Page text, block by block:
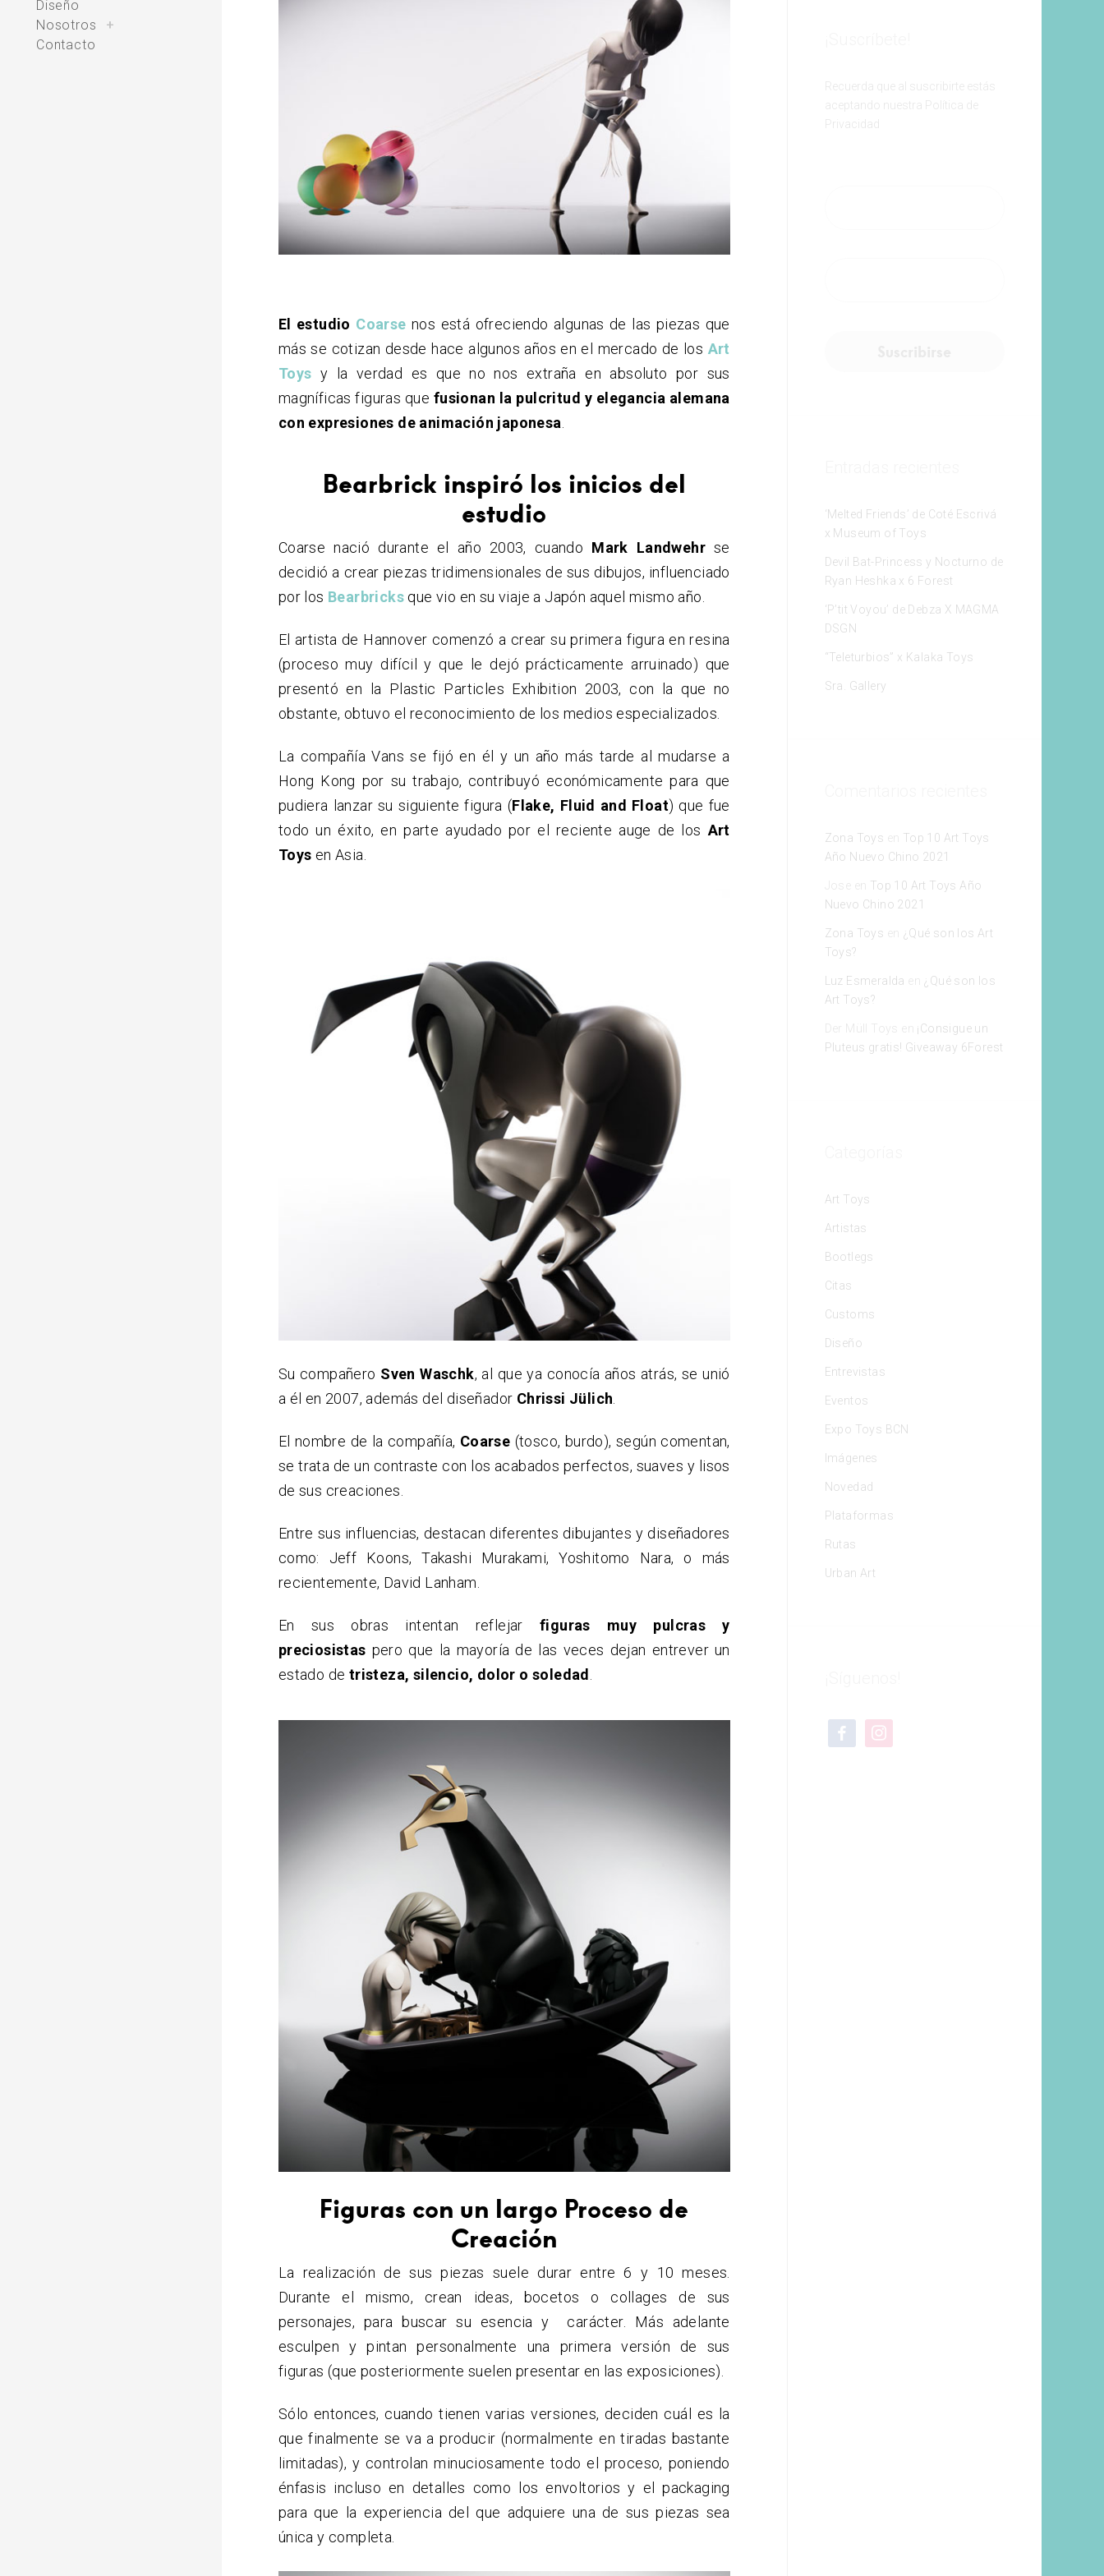
Diseño
Nosotros
toggle
child
+
Contacto
El estudio Coarse nos está ofreciendo algunas de las piezas que
más se cotizan desde hace algunos años en el mercado de los Art
Toys y la verdad es que no nos extraña en absoluto por sus
magníficas figuras que fusionan la pulcritud y elegancia alemana
con expresiones de animación japonesa
Bearbrick inspiró los inicios del
estudio
Coarse nació durante el año 2003, cuando Mark Landwehr se
decidió a crear piezas tridimensionales de sus dibujos, influenciado
por los Bearbricksque vio en su viaje a Japón aquel mismo año.
El artista de Hannover comenzó a crear su primera figura en resina
(proceso muy difícil y que le dejó prácticamente arruinado) que
presentó en la Plastic Particles Exhibition 2003, con la que no
obstante, obtuvo el reconocimiento de los medios especializados.
La compañía Vans se fijó en él y un año más tarde al mudarse a
Hong Kong por su trabajo, contribuyó económicamente para que
pudiera lanzar su siguiente figura (Flake, Fluid and Float) que fue
todo un éxito, en parte ayudado por el reciente auge de los Art
Toys en Asia.
Su compañero Sven Waschk, al que ya conocía años atrás, se unió
a él en 2007, además del diseñador Chrissi Jülich
El nombre de la compañía, Coarse (tosco, burdo), según comentan,
se trata de un contraste con los acabados perfectos, suaves y lisos
de sus creaciones.
Entre sus influencias, destacan diferentes dibujantes y diseñadores
como: Jeff Koons, Takashi Murakami, Yoshitomo Nara, o más
recientemente, David Lanham.
En sus obras intentan reflejarfiguras muy pulcras y
preciosistas pero que la mayoría de las veces dejan entrever un
estado de tristeza, silencio, dolor o soledad
Figuras con un largo Proceso de
Creación
La realización de sus piezas suele durar entre 6 y 10 meses.
Durante el mismo, crean ideas, bocetos o collages de sus
personajes, para buscar su esencia y carácter. Más adelante
esculpen y pintan personalmente una primera versión de sus
figuras (que posteriormente suelen presentar en las exposiciones).
Sólo entonces, cuando tienen varias versiones, deciden cuál es la
que finalmente se va a producir (normalmente en tiradas bastante
limitadas), y controlan minuciosamente todo el proceso, poniendo
énfasis incluso en detalles como los envoltorios y el packaging
para que la experiencia del que adquiere una de sus piezas sea
única y completa.
Recuerda que al suscribirte estás
aceptando nuestra Política de
Privacidad
‘Melted Friends’ de Coté Escrivá
x Museum of Toys
Devil Bat-Princess y Nocturno de
Ryan Heshka x 6 Forest
‘P’tit Voyou’ de Debza X MAGMA
DSGN
“Teleturbios” x Kalaka Toys
Sra. Gallery
Zona Toys en Top 10 Art Toys
Año Nuevo Chino 2021
Jose en Top 10 Art Toys Año
Nuevo Chino 2021
Zona Toys en
¿Qué son los Art
Toys?
Luz Esmeralda en ¿Qué son los
Art Toys?
Der Müll Toys en ¡Consigue un
Pluteus gratis! Giveaway 6Forest
Art Toys
Artistas
Bootlegs
Citas
Customs
Diseño
Entrevistas
Eventos
Expo Toys BCN
Imágenes
Novedad
Plataformas
Rutas
Urban Art
facebookinstagram